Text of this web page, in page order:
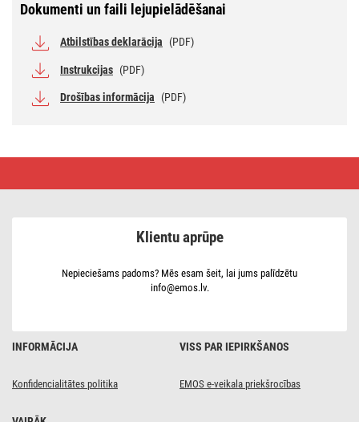
Dokumenti un faili lejupielādēšanai
Atbilstības deklarācija (PDF)
Instrukcijas (PDF)
Drošības informācija (PDF)
INFORMĀCIJA
Konfidencialitātes politika
VISS PAR IEPIRKŠANOS
EMOS e-veikala priekšrocības
Klientu aprūpe
Nepieciešams padoms? Mēs esam šeit, lai jums palīdzētu
info@emos.lv.